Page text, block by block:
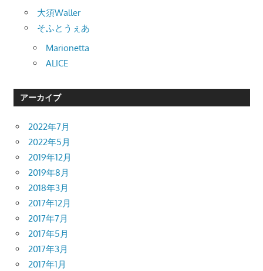
大須Waller
そふとうぇあ
Marionetta
ALICE
アーカイブ
2022年7月
2022年5月
2019年12月
2019年8月
2018年3月
2017年12月
2017年7月
2017年5月
2017年3月
2017年1月